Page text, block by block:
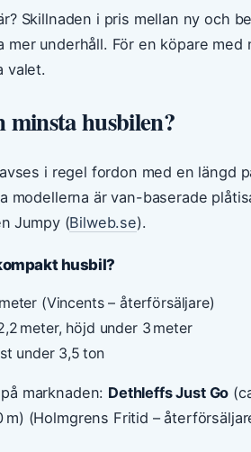
Skillnaden i pris mellan ny och
mer underhåll. För en köpare
valet.
husbilen?
i regel fordon med en längd
modellerna är van-baserade
Jumpy (Bilweb.se).
husbil?
(Vincents – återförsäljare)
meter, höjd under 3 meter
under 3,5 ton
marknaden: Dethleffs Just Go
m) (Holmgrens Fritid –